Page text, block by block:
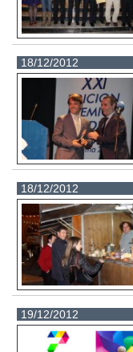
18/12/2012
18/12/2012
19/12/2012